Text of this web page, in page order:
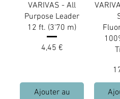
VARIVAS - All
Purpose Leader
12 ft. (3'70 m)
Prix
4,45 €
Ajouter au